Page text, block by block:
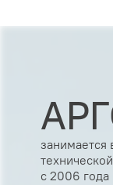
с 2006 года